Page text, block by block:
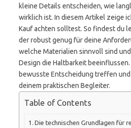
kleine Details entscheiden, wie
wirklich ist. In diesem Artikel zeige
Kauf achten solltest. So findest du
der robust genug für deine
welche Materialien sinnvoll sind
Design die Haltbarkeit beeinflussen.
bewusste Entscheidung treffen und
deinem praktischen Begleiter.
Table of Contents
Die technischen Grundlagen für